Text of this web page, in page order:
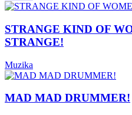
STRANGE KIND OF
STRANGE!
Muzika
MAD MAD DRUMMER!